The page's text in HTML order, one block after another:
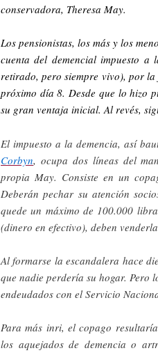
conservadora, Theresa May.
Los pensionistas, los más y los
cuenta del demencial impuesto a
retirado, pero siempre vivo), por la
próximo día 8. Desde que lo hizo
su gran ventaja inicial. Al revés,
El impuesto a la demencia, así
Corbyn, ocupa dos líneas del
propia May. Consiste en un
Deberán pechar su atención
quede un máximo de 100.000
(dinero en efectivo), deben
Al formarse la escandalera hace
que nadie perdería su hogar. Pero
endeudados con el Servicio
Para más inri, el copago
los aquejados de demencia o